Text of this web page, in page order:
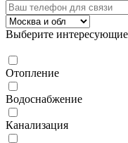
Выберите интересующие
Отопление
Водоснабжение
Канализация